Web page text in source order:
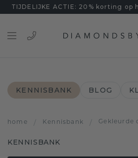
TIJDELIJKE ACTIE: 20% korting
KENNISBANK BLOG
home / Kennisbank / Gekleurde
KENNISBANK